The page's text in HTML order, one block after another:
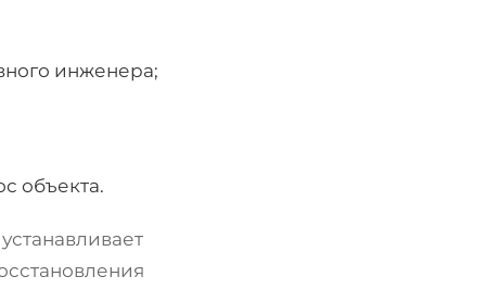
инженера;
объекта.